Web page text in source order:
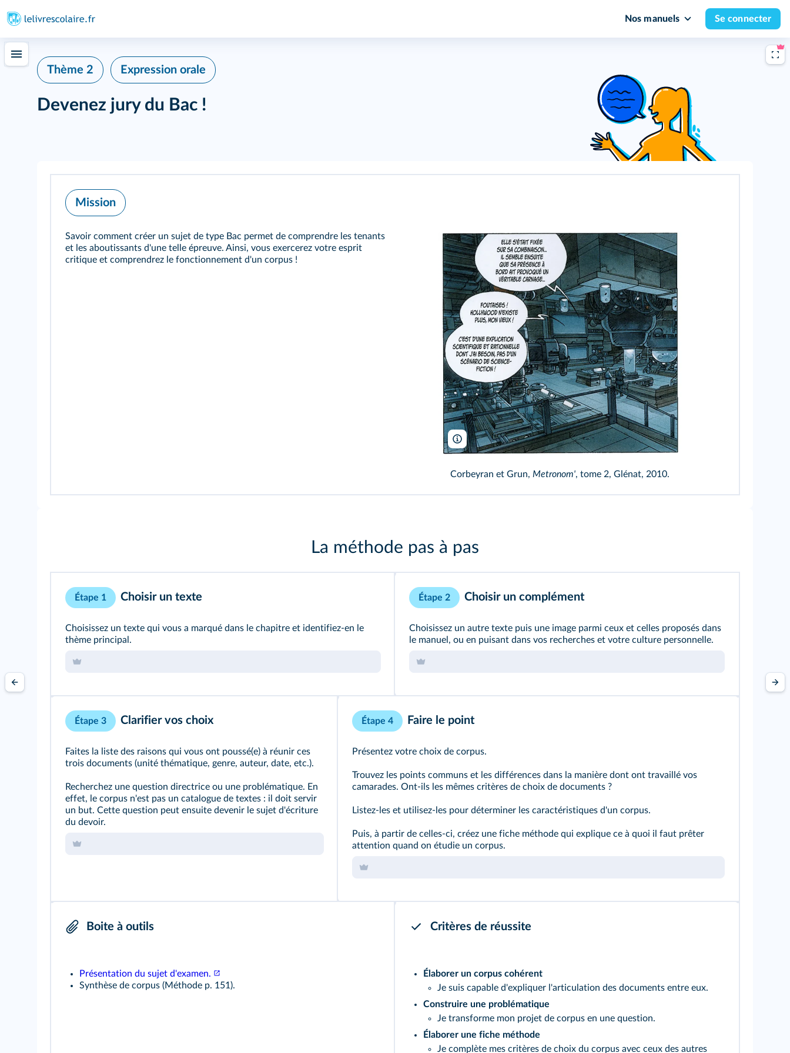
Nos manuels Se connecter
Thème 2 Expression orale
Devenez jury du Bac !
Mission
Savoir comment créer un sujet de type Bac permet de comprendre les tenants
et les aboutissants d'une telle épreuve. Ainsi, vous exercerez votre esprit
critique et comprendrez le fonctionnement d'un corpus !
Glenat
Corbeyran et Grun, Metronom', tome 2, Glénat, 2010.
La méthode pas à pas
Étape 1 Choisir un texte
Choisissez un texte qui vous a marqué dans le chapitre et identifiez‑en le
thème principal.
Étape 2 Choisir un complément
Choisissez un autre texte puis une image parmi ceux et celles proposés dans
le manuel, ou en puisant dans vos recherches et votre culture personnelle.
Étape 3 Clarifier vos choix
Faites la liste des raisons qui vous ont poussé(e) à réunir ces
trois documents (unité thématique, genre, auteur, date, etc.).
Recherchez une question directrice ou une problématique. En
effet, le corpus n'est pas un catalogue de textes : il doit servir
un but. Cette question peut ensuite devenir le sujet d'écriture
du devoir.
Étape 4 Faire le point
Présentez votre choix de corpus.
Trouvez les points communs et les différences dans la manière dont ont travaillé vos
camarades. Ont‑ils les mêmes critères de choix de documents ?
Listez‑les et utilisez‑les pour déterminer les caractéristiques d'un corpus.
Puis, à partir de celles‑ci, créez une fiche méthode qui explique ce à quoi il faut prêter
attention quand on étudie un corpus.
Boite à outils
Présentation du sujet d'examen.
Synthèse de corpus (Méthode p. 151).
Critères de réussite
Élaborer un corpus cohérent
Je suis capable d'expliquer l'articulation des documents entre eux.
Construire une problématique
Je transforme mon projet de corpus en une question.
Élaborer une fiche méthode
Je complète mes critères de choix du corpus avec ceux des autres